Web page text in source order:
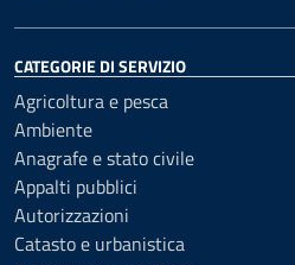
CATEGORIE DI SERVIZIO
Agricoltura e pesca
Ambiente
Anagrafe e stato civile
Appalti pubblici
Autorizzazioni
Catasto e urbanistica